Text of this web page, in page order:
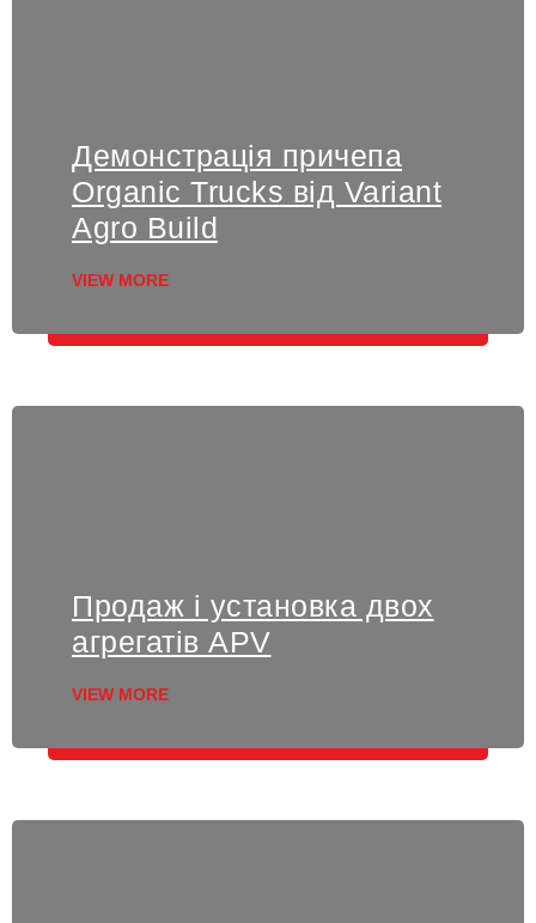
Демонстрація причепа
Organic Trucks від Variant
Agro Build
VIEW MORE
Продаж і установка двох
агрегатів APV
VIEW MORE